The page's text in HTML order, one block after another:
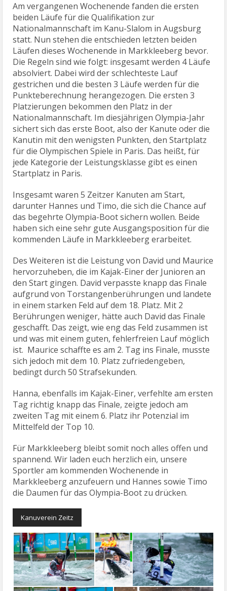
Am vergangenen Wochenende fanden die ersten
beiden Läufe für die Qualifikation zur
Nationalmannschaft im Kanu-Slalom in Augsburg
statt. Nun stehen die entschieden letzten beiden
Läufen dieses Wochenende in Markkleeberg bevor.
Die Regeln sind wie folgt: insgesamt werden 4 Läufe
absolviert. Dabei wird der schlechteste Lauf
gestrichen und die besten 3 Läufe werden für die
Punkteberechnung herangezogen. Die ersten 3
Platzierungen bekommen den Platz in der
Nationalmannschaft. Im diesjährigen Olympia-Jahr
sichert sich das erste Boot, also der Kanute oder die
Kanutin mit den wenigsten Punkten, den Startplatz
für die Olympischen Spiele in Paris. Das heißt, für
jede Kategorie der Leistungsklasse gibt es einen
Startplatz in Paris.
Insgesamt waren 5 Zeitzer Kanuten am Start,
darunter Hannes und Timo, die sich die Chance auf
das begehrte Olympia-Boot sichern wollen. Beide
haben sich eine sehr gute Ausgangsposition für die
kommenden Läufe in Markkleeberg erarbeitet.
Des Weiteren ist die Leistung von David und Maurice
hervorzuheben, die im Kajak-Einer der Junioren an
den Start gingen. David verpasste knapp das Finale
aufgrund von Torstangenberührungen und landete
in einem starken Feld auf dem 18. Platz. Mit 2
Berührungen weniger, hätte auch David das Finale
geschafft. Das zeigt, wie eng das Feld zusammen ist
und was mit einem guten, fehlerfreien Lauf möglich
ist. Maurice schaffte es am 2. Tag ins Finale, musste
sich jedoch mit dem 10. Platz zufriedengeben,
bedingt durch 50 Strafsekunden.
Hanna, ebenfalls im Kajak-Einer, verfehlte am ersten
Tag richtig knapp das Finale, zeigte jedoch am
zweiten Tag mit einem 6. Platz ihr Potenzial im
Mittelfeld der Top 10.
Für Markkleeberg bleibt somit noch alles offen und
spannend. Wir laden euch herzlich ein, unsere
Sportler am kommenden Wochenende in
Markkleeberg anzufeuern und Hannes sowie Timo
die Daumen für das Olympia-Boot zu drücken.
Kanuverein Zeitz